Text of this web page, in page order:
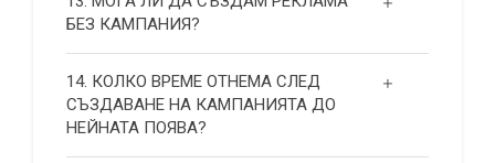
БЕЗ КАМПАНИЯ?
14. КОЛКО ВРЕМЕ ОТНЕМА СЛЕД
СЪЗДАВАНЕ НА КАМПАНИЯТА ДО
НЕЙНАТА ПОЯВА?